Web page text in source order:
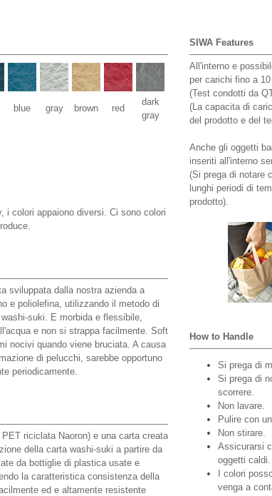
blue gray brown red
dark
gray
i colori appaiono diversi. Ci sono colori
sviluppata dalla nostra azienda a
e poliolefina, utilizzando il metodo di
suki. E morbida e flessibile,
e non si strappa facilmente. Soft
nocivi quando viene bruciata. A causa
di pelucchi, sarebbe opportuno
periodicamente.
PET riciclata Naoron) e una carta creata
della carta washi-suki a partire da
da bottiglie di plastica usate e
la caratteristica consistenza della
ed e altamente resistente
SIWA Features
All'interno e
per carichi fino a
(Test condotti da
(La capacita di
del prodotto e del
Anche gli oggetti
inseriti all'interno
(Si prega di notare
lunghi periodi di
prodotto).
How to Handle
Si prega di
Si prega di
scorrere.
Non lavare.
Pulire con
Non stirare.
Assicurarsi
oggetti caldi.
I colori
venga a